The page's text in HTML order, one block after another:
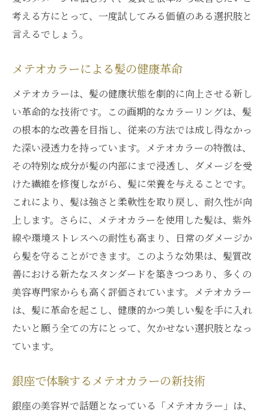
考える方にとって、一度試してみる価値のある選択肢と
言えるでしょう。
メテオカラーによる髪の健康革命
メテオカラーは、髪の健康状態を劇的に向上させる新し
い革命的な技術です。この画期的なカラーリングは、髪
の根本的な改善を目指し、従来の方法では成し得なかっ
た深い浸透力を持っています。メテオカラーの特徴は、
その特別な成分が髪の内部にまで浸透し、ダメージを受
けた繊維を修復しながら、髪に栄養を与えることです。
これにより、髪は強さと柔軟性を取り戻し、耐久性が向
上します。さらに、メテオカラーを使用した髪は、紫外
線や環境ストレスへの耐性も高まり、日常のダメージか
ら髪を守ることができます。このような効果は、髪質改
善における新たなスタンダードを築きつつあり、多くの
美容専門家からも高く評価されています。メテオカラー
は、髪に革命を起こし、健康的かつ美しい髪を手に入れ
たいと願う全ての方にとって、欠かせない選択肢となっ
ています。
銀座で体験するメテオカラーの新技術
銀座の美容界で話題となっている「メテオカラー」は、